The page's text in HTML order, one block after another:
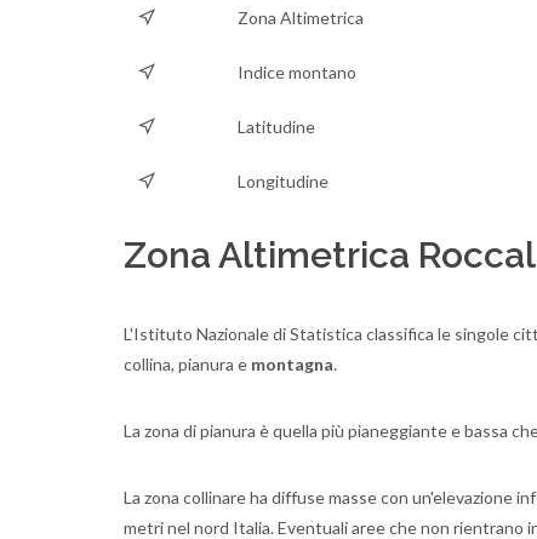
Zona Altimetrica
Indice montano
Latitudine
Longitudine
Zona Altimetrica
L'Istituto Nazionale di Statistica classifica le singole
collina, pianura e montagna.
La zona di pianura è quella più pianeggiante e bassa
La zona collinare ha diffuse masse con un'elevazione
metri nel nord Italia. Eventuali aree che non rientrano